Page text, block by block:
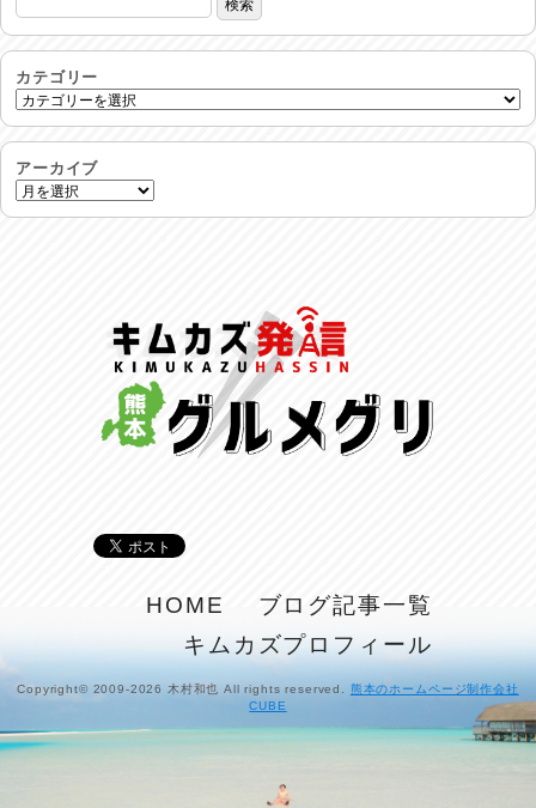
24時間体制
命を守る行動を…
呑めや喋れや！
2026/07/26
リスナーの集い！
2026/07/25
カテゴリー
アーカイブ
HOME
ブログ記事一覧
キムカズプロフィール
Copyright© 2009-2026 木村和也 All rights reserved. 熊本のホームページ制作会社
CUBE